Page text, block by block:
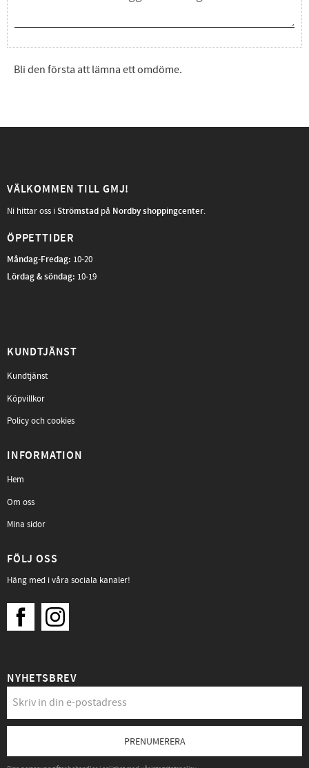
Bli den första att lämna ett omdöme.
VÄLKOMMEN TILL GMJ!
Ni hittar oss iStrömstad på Nordby shoppingcenter.
ÖPPETTIDER
Måndag-Fredag: 10-20
Lördag & söndag: 10-19
KUNDTJÄNST
Kundtjänst
Köpvillkor
Policy och cookies
INFORMATION
Hem
Om oss
Mina sidor
FÖLJ OSS
Häng med i våra sociala kanaler!
NYHETSBREV
PRENUMERERA